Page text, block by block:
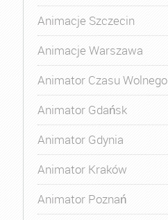
Animacje Szczecin
Animacje Warszawa
Animator Czasu Wolnego
Animator Gdańsk
Animator Gdynia
Animator Kraków
Animator Poznań